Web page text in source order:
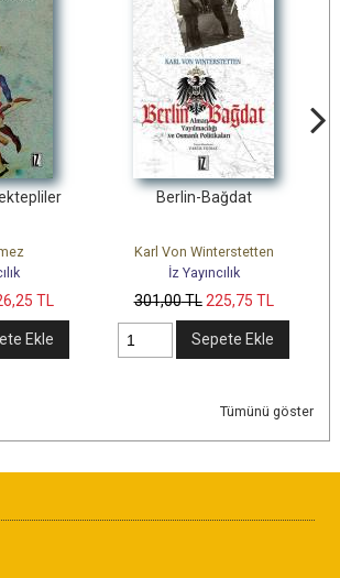
Berlin-Bağdat
Karl Von Winterstetten
301 ,00 TL
Sepete Ekle
Osmanlının
Erol Özbilgen
686 ,00
Tümünü göster